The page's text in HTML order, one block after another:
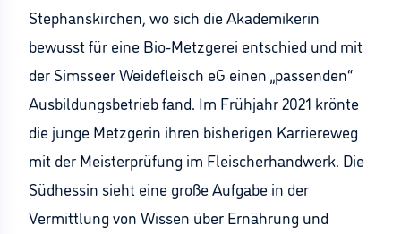
Stephanskirchen, wo sich die Akademikerin
bewusst für eine Bio-Metzgerei entschied und mit
der Simsseer Weidefleisch eG einen „passenden“
Ausbildungsbetrieb fand. Im Frühjahr 2021 krönte
die junge Metzgerin ihren bisherigen Karriereweg
mit der Meisterprüfung im Fleischerhandwerk. Die
Südhessin sieht eine große Aufgabe in der
Vermittlung von Wissen über Ernährung und